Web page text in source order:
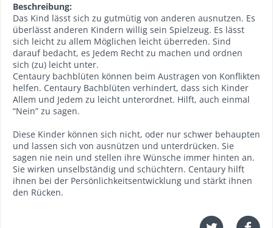
Beschreibung:
Das Kind lässt sich zu gutmütig von anderen ausnutzen. Es
überlässt anderen Kindern willig sein Spielzeug. Es lässt
sich leicht zu allem Möglichen leicht überreden. Sind
darauf bedacht, es Jedem Recht zu machen und ordnen
sich (zu) leicht unter.
Centaury bachblüten können beim Austragen von Konflikten
helfen. Centaury Bachblüten verhindert, dass sich Kinder
Allem und Jedem zu leicht unterordnet. Hilft, auch einmal
“Nein” zu sagen.
Diese Kinder können sich nicht, oder nur schwer behaupten
und lassen sich von ausnützen und unterdrücken. Sie
sagen nie nein und stellen ihre Wünsche immer hinten an.
Sie wirken unselbständig und schüchtern. Centaury hilft
ihnen bei der Persönlichkeitsentwicklung und stärkt ihnen
den Rücken.